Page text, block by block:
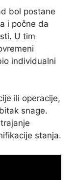
bol postane
i počne da
U tim
individualni
ili operacije,
snage.
stanja.